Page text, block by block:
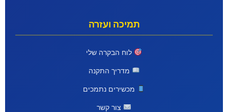
תמיכה ועזרה
לוח הבקרה שלי
מדריך התקנה
מכשירים נתמכים
צור קשר